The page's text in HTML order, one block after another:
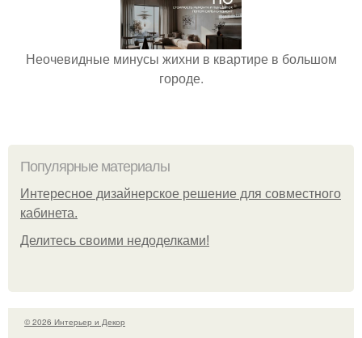
Неочевидные минусы жихни в квартире в большом
городе.
Популярные материалы
Интересное дизайнерское решение для совместного
кабинета.
Делитесь своими недоделками!
© 2026 Интерьер и Декор